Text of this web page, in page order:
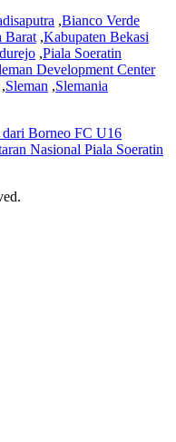
,Bianco Verde
Barat ,Kabupaten Bekasi
,Piala Soeratin
Development Center
,Sleman ,Slemania
Borneo FC U16
Nasional Piala Soeratin